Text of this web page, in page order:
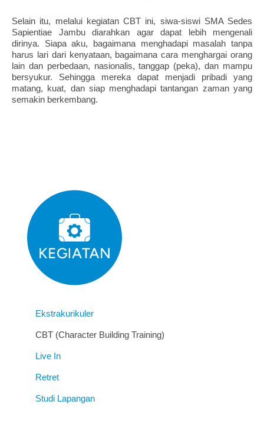
Selain itu, melalui kegiatan CBT ini, siwa-siswi SMA Sedes
Sapientiae Jambu diarahkan agar dapat lebih mengenali
dirinya. Siapa aku, bagaimana menghadapi masalah tanpa
harus lari dari kenyataan, bagaimana cara menghargai orang
lain dan perbedaan, nasionalis, tanggap (peka), dan mampu
bersyukur. Sehingga mereka dapat menjadi pribadi yang
matang, kuat, dan siap menghadapi tantangan zaman yang
semakin berkembang.
Ekstrakurikuler
CBT (Character Building Training)
Live In
Retret
Studi Lapangan